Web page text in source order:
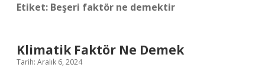
Etiket: Beşeri faktör ne demektir
Klimatik Faktör Ne Demek
Tarih: Aralık 6, 2024